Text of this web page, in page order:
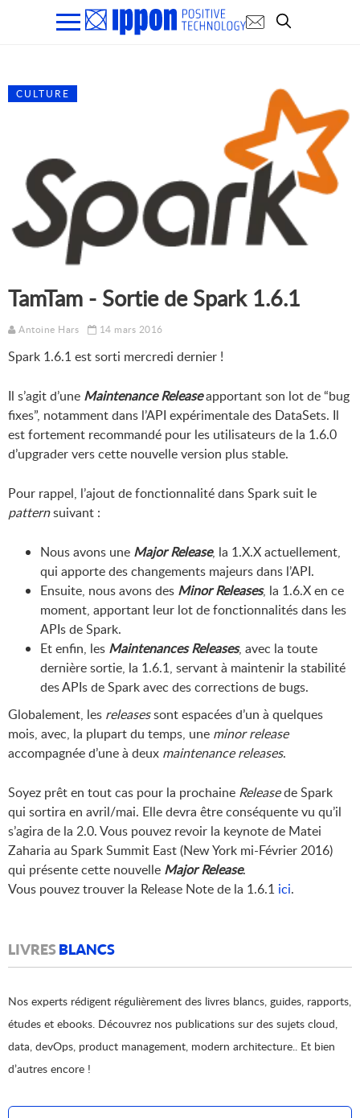
CULTURE
TamTam - Sortie de Spark 1.6.1
Antoine Hars 14 mars 2016
Spark 1.6.1 est sorti mercredi dernier !
Il s’agit d’une Maintenance Releaseapportant son lot de “bug
fixes”, notamment dans l’API expérimentale des DataSets. Il
est fortement recommandé pour les utilisateurs de la 1.6.0
d’upgrader vers cette nouvelle version plus stable.
Pour rappel, l’ajout de fonctionnalité dans Spark suit le
patternsuivant :
Nous avons une Major Release, la 1.X.X actuellement,
qui apporte des changements majeurs dans l’API.
Ensuite, nous avons des Minor Releases, la 1.6.X en ce
moment, apportant leur lot de fonctionnalités dans les
APIs de Spark.
Et enfin, les Maintenances Releases, avec la toute
dernière sortie, la 1.6.1, servant à maintenir la stabilité
des APIs de Spark avec des corrections de bugs.
Globalement, les releasessont espacées d’un à quelques
mois, avec, la plupart du temps, une minor release
accompagnée d’une à deux maintenance releases.
Soyez prêt en tout cas pour la prochaine Releasede Spark
qui sortira en avril/mai. Elle devra être conséquente vu qu’il
s’agira de la 2.0. Vous pouvez revoir la keynote de Matei
Zaharia au Spark Summit East (New York mi-Février 2016)
qui présente cette nouvelle Major Release.
Vous pouvez trouver la Release Note de la 1.6.1 ici.
LIVRESBLANCS
Nos experts rédigent régulièrement des livres blancs, guides, rapports,
études et ebooks. Découvrez nos publications sur des sujets cloud,
data, devOps, product management, modern architecture.. Et bien
d’autres encore !